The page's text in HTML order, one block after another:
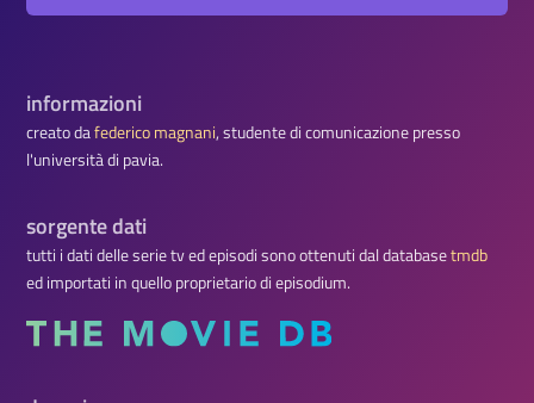
informazioni
creato dafederico magnani, studente di comunicazione presso
l'università di pavia.
sorgente dati
tutti i dati delle serie tv ed episodi sono ottenuti dal databasetmdb
ed importati in quello proprietario di episodium.